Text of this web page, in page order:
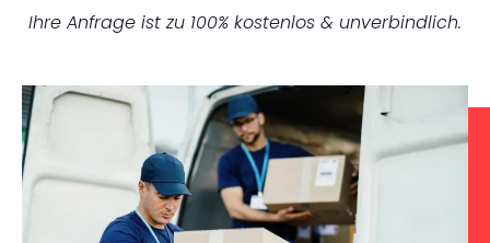
Ihre Anfrage ist zu 100% kostenlos & unverbindlich.